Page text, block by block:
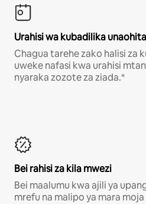
Urahisi wa kubadilika
Chagua tarehe zako halisi za
uweke nafasi kwa urahisi
nyaraka zozote za ziada.*
Bei rahisi za kila mwezi
Bei maalumu kwa ajili ya
mrefu na malipo ya mara